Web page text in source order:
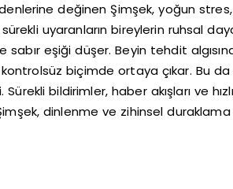
değinen Şimşek, yoğun stres,
uyaranların bireylerin ruhsal
eşiği düşer. Beyin tehdit
biçimde ortaya çıkar. Bu
bildirimler, haber akışları ve
dinlenme ve zihinsel duraklama